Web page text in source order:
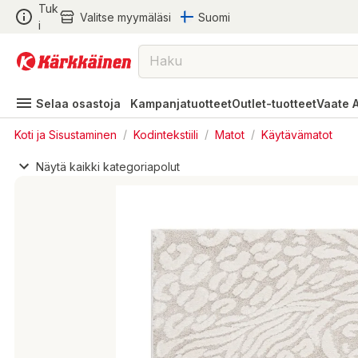
Tuk
i
Valitse myymäläsi Suomi
Selaa osastoja KampanjatuotteetOutlet-tuotteetVaate
Koti ja Sisustaminen / Kodintekstiili / Matot / Käytävämatot
Näytä kaikki kategoriapolut